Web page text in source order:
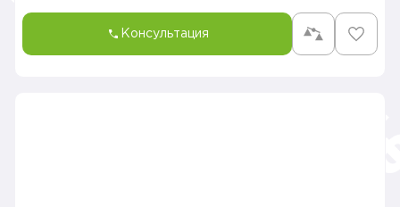
Консультация